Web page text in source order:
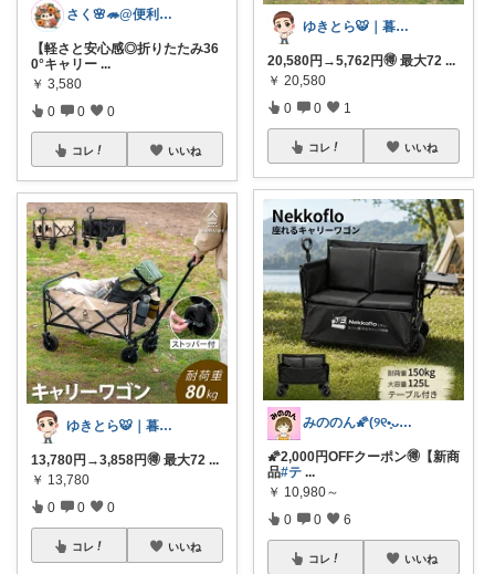
さく🌸🦔@便利でかわいいを探す旅
【軽さと安心感◎折りたたみ36
0°キャリー ...
￥ 3,580
0 0 0
コレ いいね
ゆきとら🐯｜暮らしをラクにしたいパパ
13,780円→3,858円🉐 最大72 ...
￥ 13,780
0 0 0
コレ いいね
ゆきとら🐯｜暮らしをラクにしたいパパ
20,580円→5,762円🉐 最大72 ...
￥ 20,580
0 0 1
コレ いいね
みののん🌠(୨୧•͈ᴗ•͈)感謝♡
🌠2,000円OFFクーポン🉐【新商
品#テ ...
￥ 10,980～
0 0 6
コレ いいね